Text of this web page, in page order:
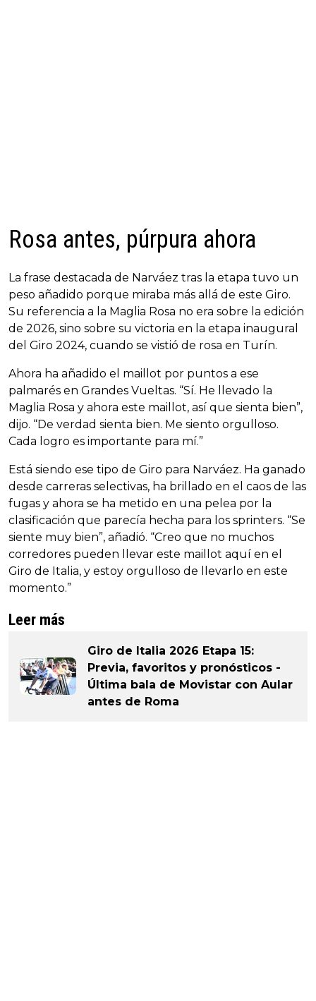
Rosa antes, púrpura ahora
La frase destacada de Narváez tras la etapa tuvo un
peso añadido porque miraba más allá de este Giro.
Su referencia a la Maglia Rosa no era sobre la edición
de 2026, sino sobre su victoria en la etapa inaugural
del Giro 2024, cuando se vistió de rosa en Turín.
Ahora ha añadido el maillot por puntos a ese
palmarés en Grandes Vueltas. “Sí. He llevado la
Maglia Rosa y ahora este maillot, así que sienta bien”,
dijo. “De verdad sienta bien. Me siento orgulloso.
Cada logro es importante para mí.”
Está siendo ese tipo de Giro para Narváez. Ha ganado
desde carreras selectivas, ha brillado en el caos de las
fugas y ahora se ha metido en una pelea por la
clasificación que parecía hecha para los sprinters. “Se
siente muy bien”, añadió. “Creo que no muchos
corredores pueden llevar este maillot aquí en el
Giro de Italia, y estoy orgulloso de llevarlo en este
momento.”
Leer más
Giro de Italia 2026 Etapa 15:
Previa, favoritos y pronósticos -
Última bala de Movistar con Aular
antes de Roma